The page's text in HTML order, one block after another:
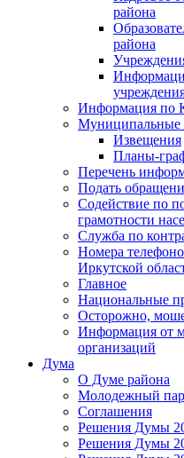
района
района
Информация
Муниципальные
Извещения
Планы-
Перечень
Подать
Содействие по
грамотности
Служба по
Номера
Иркутской
Главное
Национальные
Осторожно,
Информация от
организаций
Дума
О Думе района
Молодежный
Соглашения
Решения Думы
Решения Думы